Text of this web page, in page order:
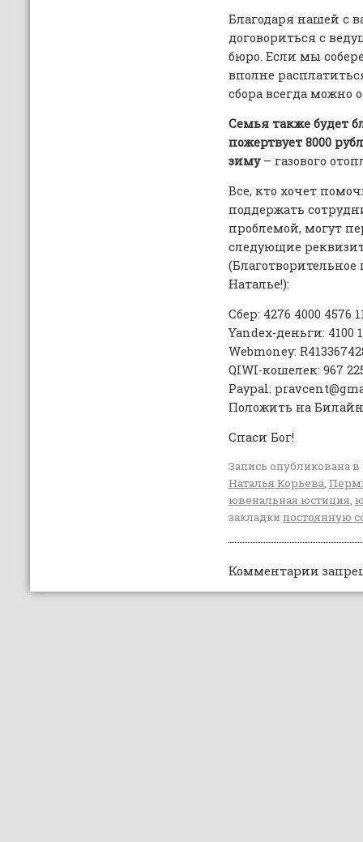
Благодаря нашей с
договориться с
бюро. Если мы
вполне
сбора всегда можно
Семья также будет
пожертвует 8000
зиму– газового
Все, кто хочет
поддержать
проблемой, могут
следующие
Наталье!):
Сбер: 4276 4000 4576
Yandex-деньги: 4100
Webmoney:
QIWI-кошелек: 967
Paypal:
Положить на Билайн:
Спаси Бог!
Запись опубликована
Наталья Корьева
ювенальная юстиция
закладки постоянную
Комментарии